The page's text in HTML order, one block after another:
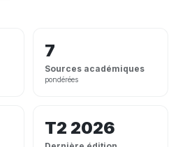
7
Sources académiques
pondérées
T2 2026